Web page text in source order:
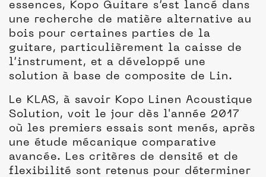
essences, Kopo Guitare s’est lancé dans
une recherche de matière alternative au
bois pour certaines parties de la
guitare, particulièrement la caisse de
l’instrument, et a développé une
solution à base de composite de Lin.
Le KLAS, à savoir Kopo Linen Acoustique
Solution, voit le jour dès l'année 2017
où les premiers essais sont menés, après
une étude mécanique comparative
avancée. Les critères de densité et de
flexibilité sont retenus pour déterminer